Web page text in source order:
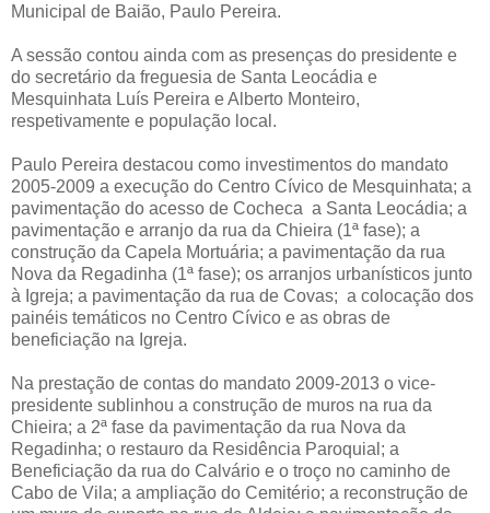
Municipal de Baião, Paulo Pereira.
A sessão contou ainda com as presenças do presidente e
do secretário da freguesia de Santa Leocádia e
Mesquinhata Luís Pereira e Alberto Monteiro,
respetivamente e população local.
Paulo Pereira destacou como investimentos do mandato
2005-2009 a execução do Centro Cívico de Mesquinhata; a
pavimentação do acesso de Cocheca a Santa Leocádia; a
pavimentação e arranjo da rua da Chieira (1ª fase); a
construção da Capela Mortuária; a pavimentação da rua
Nova da Regadinha (1ª fase); os arranjos urbanísticos junto
à Igreja; a pavimentação da rua de Covas; a colocação dos
painéis temáticos no Centro Cívico e as obras de
beneficiação na Igreja.
Na prestação de contas do mandato 2009-2013 o vice-
presidente sublinhou a construção de muros na rua da
Chieira; a 2ª fase da pavimentação da rua Nova da
Regadinha; o restauro da Residência Paroquial; a
Beneficiação da rua do Calvário e o troço no caminho de
Cabo de Vila; a ampliação do Cemitério; a reconstrução de